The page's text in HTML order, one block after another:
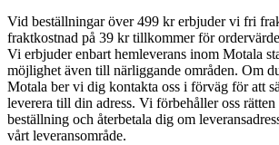
Vid beställningar över 499 kr erbjuder vi fri
fraktkostnad på 39 kr tillkommer för
Vi erbjuder enbart hemleverans inom Motala
möjlighet även till närliggande områden. Om
Motala ber vi dig kontakta oss i förväg för att
leverera till din adress. Vi förbehåller oss
beställning och återbetala dig om
vårt leveransområde.